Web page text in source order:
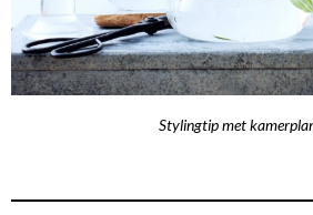
Stylingtip met